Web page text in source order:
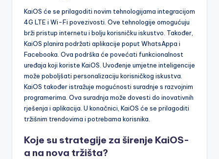
KaiOS će se prilagoditi novim tehnologijama integracijom
4G LTE i Wi-Fi povezivosti. Ove tehnologije omogućuju
brži pristup internetu i bolju korisničku iskustvo. Također,
KaiOS planira podržati aplikacije poput WhatsAppa i
Facebooka. Ova podrška će povećati funkcionalnost
uređaja koji koriste KaiOS. Uvođenje umjetne inteligencije
može poboljšati personalizaciju korisničkog iskustva.
KaiOS također istražuje mogućnosti suradnje s razvojnim
programerima. Ova suradnja može dovesti do inovativnih
rješenja i aplikacija. U konačnici, KaiOS će se prilagoditi
tržišnim trendovima i potrebama korisnika.
Koje su strategije za širenje KaiOS-
a na nova tržišta?